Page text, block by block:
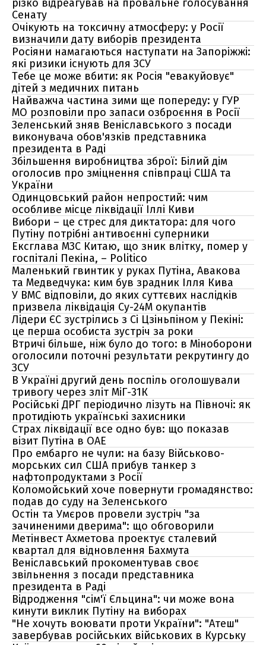
різко відреагував на провальне голосування
Сенату
Очікують на токсичну атмосферу: у Росії
визначили дату виборів президента
Росіяни намагаються наступати на Запоріжжі:
які ризики існують для ЗСУ
Тебе це може вбити: як Росія "евакуйовує"
дітей з медичних питань
Найважча частина зими ще попереду: у ГУР
МО розповіли про запаси озброєння в Росії
Зеленський зняв Веніславського з посади
виконувача обов'язків представника
президента в Раді
Збільшення виробництва зброї: Білий дім
оголосив про зміцнення співпраці США та
України
Одинцовський район непростий: чим
особливе місце ліквідації Іллі Киви
Вибори – це стрес для диктатора: для чого
Путіну потрібні антивоєнні суперники
Ексглава МЗС Китаю, що зник влітку, помер у
госпіталі Пекіна, – Politico
Маленький гвинтик у руках Путіна, Авакова
та Медведчука: ким був зрадник Ілля Кива
У ВМС відповіли, до яких суттєвих наслідків
призвела ліквідація Су-24М окупантів
Лідери ЄС зустрілись з Сі Цзіньпіном у Пекіні:
це перша особиста зустріч за роки
Втричі більше, ніж було до того: в Міноборони
оголосили поточні результати рекрутингу до
ЗСУ
В Україні другий день поспіль оголошували
тривогу через зліт МіГ-31К
Російські ДРГ періодично лізуть на Півночі: як
протидіють українські захисники
Страх ліквідації все одно був: що показав
візит Путіна в ОАЕ
Про ембарго не чули: на базу Військово-
морських сил США прибув танкер з
нафтопродуктами з Росії
Коломойський хоче повернути громадянство:
подав до суду на Зеленського
Остін та Умєров провели зустріч "за
зачиненими дверима": що обговорили
Метінвест Ахметова проектує сталевий
квартал для відновлення Бахмута
Веніславський прокоментував своє
звільнення з посади представника
президента в Раді
Відродження "сім'ї Єльцина": чи може вона
кинути виклик Путіну на виборах
"Не хочуть воювати проти України": "Атеш"
завербував російських військових в Курську